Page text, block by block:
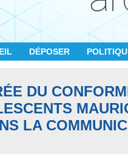
DÉPOSER
DU
LA